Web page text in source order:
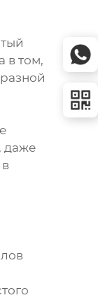
в том,
даже